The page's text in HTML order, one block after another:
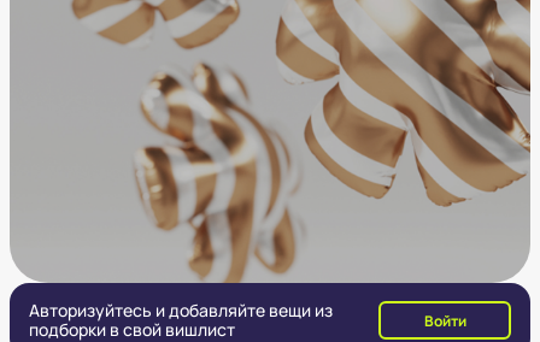
Авторизуйтесь и добавляйте вещи из
подборки в свой вишлист
Войти